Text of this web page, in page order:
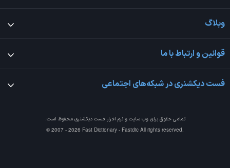
وبلاگ
قوانین و ارتباط با ما
فست دیکشنری در شبکه‌های اجتماعی
تمامی حقوق برای وب سایت و نرم افزارفست دیکشنری محفوظ است.
© 2007 - 2026 Fast Dictionary - Fastdic All rights reserved.